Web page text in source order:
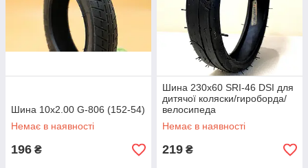
Шина 10x2.00 G-806 (152-54)
Немає в наявності
196 ₴
Шина 230x60 SRI-46 DSI для
дитячої коляски/гироборда/
велосипеда
Немає в наявності
219 ₴